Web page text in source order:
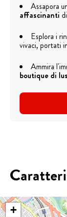
Assapora
affascinanti
Esplora i
vivaci, portati
Ammira
boutique di
+